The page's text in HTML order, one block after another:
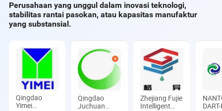
Perusahaan yang unggul dalam inovasi teknologi,
stabilitas rantai pasokan, atau kapasitas manufaktur
yang substansial.
Qingdao
Yimei
Qingdao
Juchuan
Zhejiang Fujie
Intelligent